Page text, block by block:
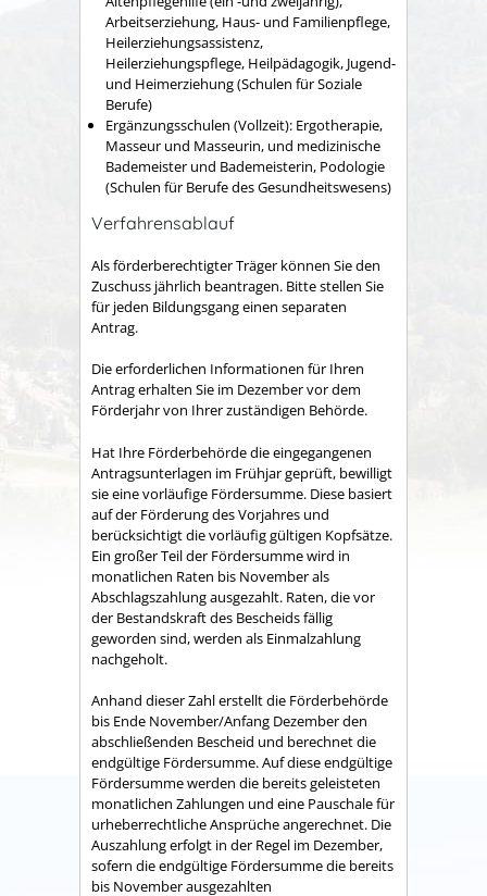
Arbeitserziehung, Haus- und Familienpflege,
Heilerziehungsassistenz,
Heilerziehungspflege, Heilpädagogik, Jugend-
und Heimerziehung (Schulen für Soziale
Berufe)
Ergänzungsschulen (Vollzeit): Ergotherapie,
Masseur und Masseurin, und medizinische
Bademeister und Bademeisterin, Podologie
(Schulen für Berufe des Gesundheitswesens)
Verfahrensablauf
Als förderberechtigter Träger können Sie den
Zuschuss jährlich beantragen. Bitte stellen Sie
für jeden Bildungsgang einen separaten
Antrag.
Die erforderlichen Informationen für Ihren
Antrag erhalten Sie im Dezember vor dem
Förderjahr von Ihrer zuständigen Behörde.
Hat Ihre Förderbehörde die eingegangenen
Antragsunterlagen im Frühjar geprüft, bewilligt
sie eine vorläufige Fördersumme. Diese basiert
auf der Förderung des Vorjahres und
berücksichtigt die vorläufig gültigen Kopfsätze.
Ein großer Teil der Fördersumme wird in
monatlichen Raten bis November als
Abschlagszahlung ausgezahlt. Raten, die vor
der Bestandskraft des Bescheids fällig
geworden sind, werden als Einmalzahlung
nachgeholt.
Anhand dieser Zahl erstellt die Förderbehörde
bis Ende November/Anfang Dezember den
abschließenden Bescheid und berechnet die
endgültige Fördersumme. Auf diese endgültige
Fördersumme werden die bereits geleisteten
monatlichen Zahlungen und eine Pauschale für
urheberrechtliche Ansprüche angerechnet. Die
Auszahlung erfolgt in der Regel im Dezember,
sofern die endgültige Fördersumme die bereits
bis Novemberausgezahlten